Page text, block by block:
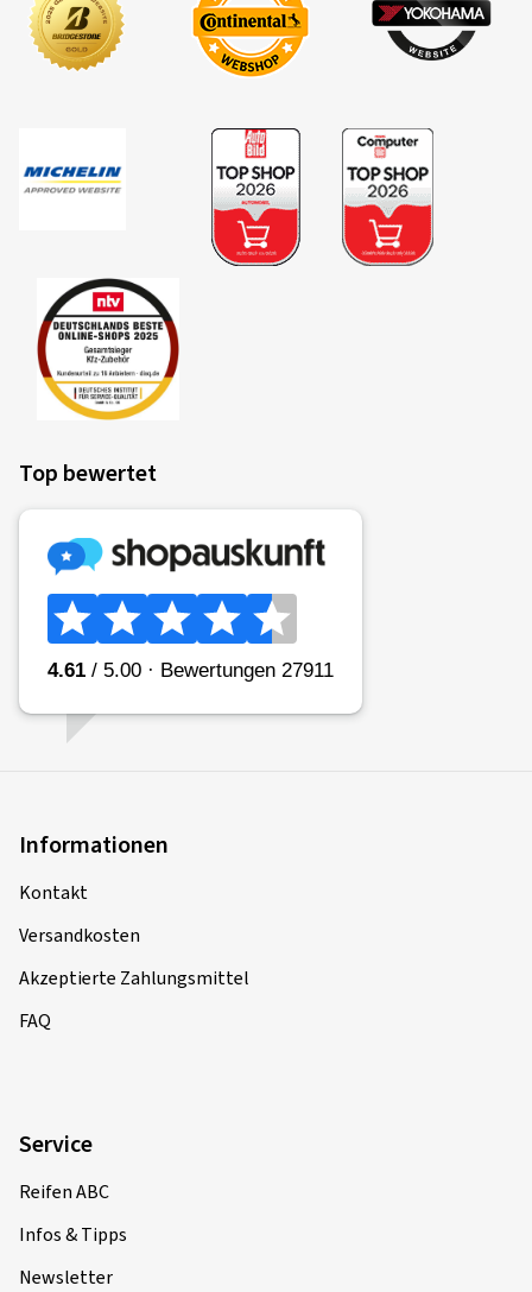
Top bewertet
Informationen
Kontakt
Versandkosten
Akzeptierte Zahlungsmittel
FAQ
Service
Reifen ABC
Infos & Tipps
Newsletter